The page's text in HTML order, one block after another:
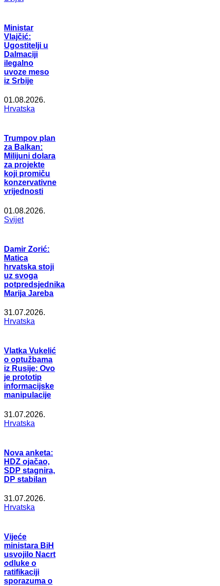
Ministar
Vlajčić:
Ugostitelji u
Dalmaciji
ilegalno
uvoze meso
iz Srbije
01.08.2026.
Hrvatska
Trumpov plan
za Balkan:
Milijuni dolara
za projekte
koji promiču
konzervativne
vrijednosti
01.08.2026.
Svijet
Damir Zorić:
Matica
hrvatska stoji
uz svoga
potpredsjednika
Marija Jareba
31.07.2026.
Hrvatska
Vlatka Vukelić
o optužbama
iz Rusije: Ovo
je prototip
informacijske
manipulacije
31.07.2026.
Hrvatska
Nova anketa:
HDZ ojačao,
SDP stagnira,
DP stabilan
31.07.2026.
Hrvatska
Vijeće
ministara BiH
usvojilo Nacrt
odluke o
ratifikaciji
sporazuma o